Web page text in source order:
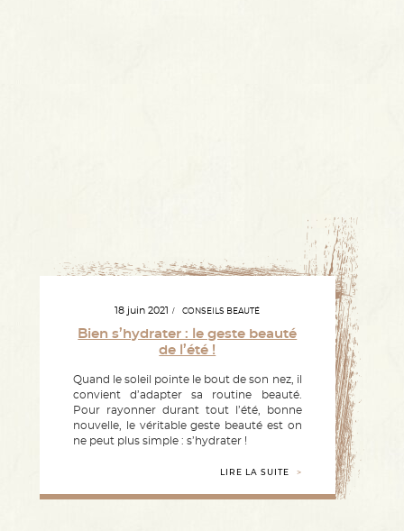
18 juin 2021 CONSEILS BEAUTÉ
Bien s’hydrater : le geste beauté
de l’été !
Quand le soleil pointe le bout de son nez, il
convient d’adapter sa routine beauté.
Pour rayonner durant tout l’été, bonne
nouvelle, le véritable geste beauté est on
ne peut plus simple : s’hydrater !
LIRE LA SUITE